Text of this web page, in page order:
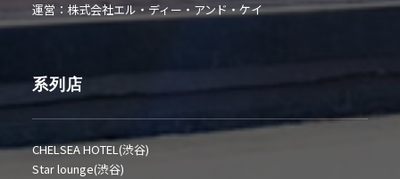
運営：株式会社エル・ディー・アンド・ケイ
系列店
CHELSEA HOTEL(渋谷)
Star lounge(渋谷)